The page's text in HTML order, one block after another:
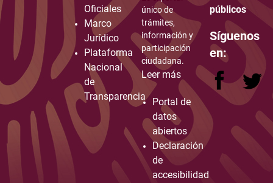
Oficiales
Marco
Jurídico
Plataforma
Nacional
de
Transparencia
único de
trámites,
información y
participación
ciudadana.
Leer más
Portal de
datos
abiertos
Declaración
de
accesibilidad
públicos
Síguenos
en: